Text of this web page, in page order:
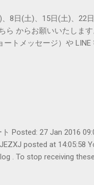
8日(土)、15日(土)、22
ら からお願いいたしま
ートメッセージ）や LINE
Posted: 27 Jan 2016
posted at 14:05:58
. To stop receiving